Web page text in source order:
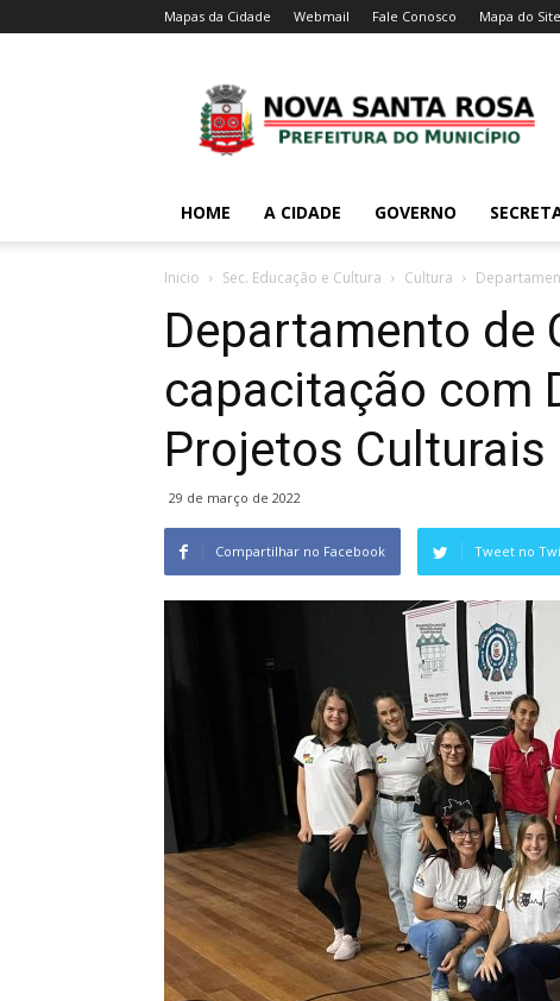
Mapas da Cidade Webmail Fale Conosco Mapa do Site
HOME A CIDADE GOVERNO
Inicio Sec. Educação e Cultura Cultura
Departamento de
capacitação com
Projetos Culturais
29 de março de 2022
Compartilhar no Facebook Tweet no